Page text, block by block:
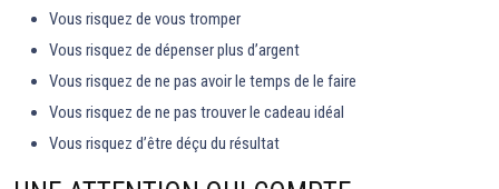
Vous risquez de vous tromper
Vous risquez de dépenser plus d’argent
Vous risquez de ne pas avoir le temps de le faire
Vous risquez de ne pas trouver le cadeau idéal
Vous risquez d’être déçu du résultat